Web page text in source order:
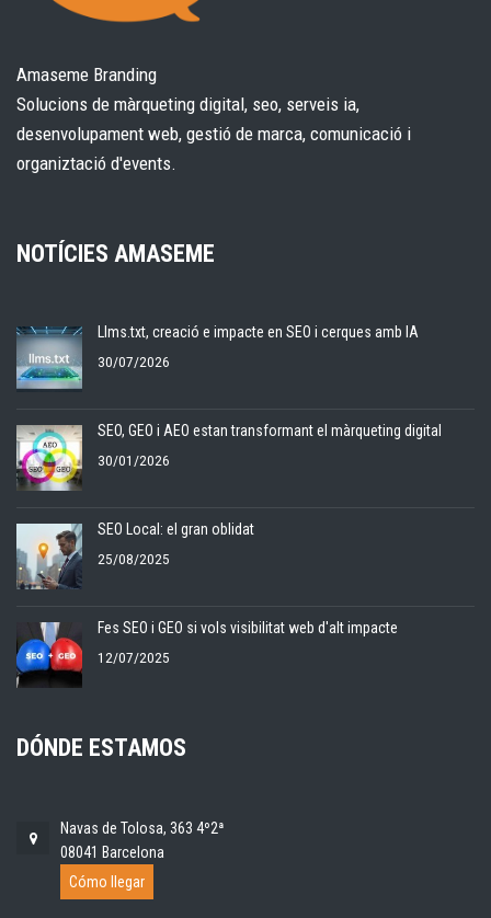
Amaseme Branding
Solucions de màrqueting digital, seo, serveis ia,
desenvolupament web, gestió de marca, comunicació i
organiztació d'events.
NOTÍCIES AMASEME
Llms.txt, creació e impacte en SEO i cerques amb IA
30/07/2026
SEO, GEO i AEO estan transformant el màrqueting digital
30/01/2026
SEO Local: el gran oblidat
25/08/2025
Fes SEO i GEO si vols visibilitat web d'alt impacte
12/07/2025
DÓNDE ESTAMOS
Navas de Tolosa, 363 4º2ª
08041 Barcelona
Cómo llegar